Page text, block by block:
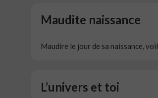
Maudite naissance
Maudire le jour de sa naissance,
L’univers et toi